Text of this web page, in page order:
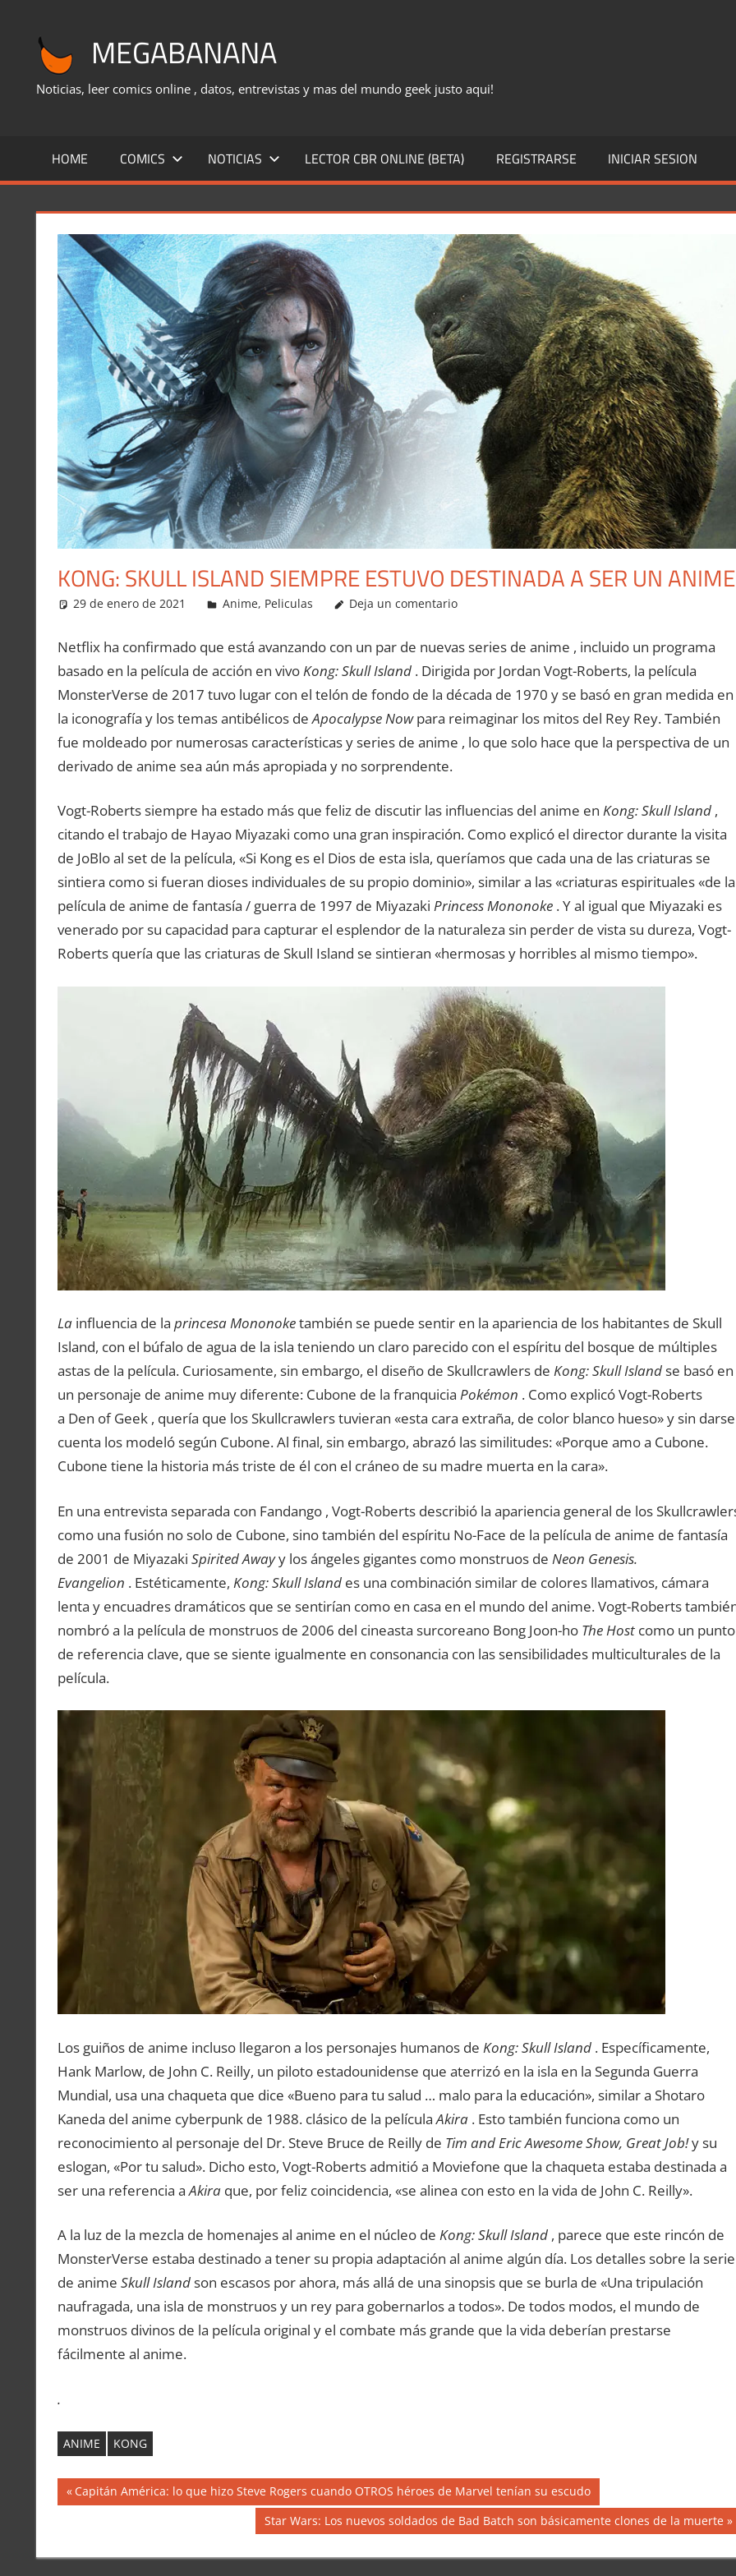
contenido
MEGABANANA
Noticias, leer comics online , datos, entrevistas y mas del mundo geek justo aqui!
HOME COMICS NOTICIAS LECTOR CBR ONLINE (BETA) REGISTRARSE INICIAR SESION
KONG: SKULL ISLAND SIEMPRE ESTUVO DESTINADA A SER UN ANIME
29 de enero de 2021 Carlitox Banana
Anime, Peliculas Deja un comentario
Netflix ha confirmado que está avanzando con un par de nuevas series de anime , incluido un programa
basado en la película de acción en vivoKong: Skull Island. Dirigida por Jordan Vogt-Roberts, la película
MonsterVerse de 2017 tuvo lugar con el telón de fondo de la década de 1970 y se basó en gran medida en
la iconografía y los temas antibélicos deApocalypse Nowpara reimaginar los mitos del Rey Rey. También
fue moldeado por numerosas características y series de anime , lo que solo hace que la perspectiva de un
derivado de anime sea aún más apropiada y no sorprendente.
Vogt-Roberts siempre ha estado más que feliz de discutir las influencias del anime en Kong: Skull Island,
citando el trabajo de Hayao Miyazaki como una gran inspiración. Como explicó el director durante la visita
de JoBlo al set de la película, «Si Kong es el Dios de esta isla, queríamos que cada una de las criaturas se
sintiera como si fueran dioses individuales de su propio dominio», similar a las «criaturas espirituales «de la
película de anime de fantasía / guerra de 1997 de Miyazaki Princess Mononoke. Y al igual que Miyazaki es
venerado por su capacidad para capturar el esplendor de la naturaleza sin perder de vista su dureza, Vogt-
Roberts quería que las criaturas de Skull Island se sintieran «hermosas y horribles al mismo tiempo».
Lainfluencia de la princesa Mononoketambién se puede sentir en la apariencia de los habitantes de Skull
Island, con el búfalo de agua de la isla teniendo un claro parecido con el espíritu del bosque de múltiples
astas de la película. Curiosamente, sin embargo, el diseño de Skullcrawlers de Kong: Skull Islandse basó en
un personaje de anime muy diferente: Cubone de la franquicia Pokémon . Como explicó Vogt-Roberts
a Den of Geek , quería que los Skullcrawlers tuvieran «esta cara extraña, de color blanco hueso» y sin darse
cuenta los modeló según Cubone. Al final, sin embargo, abrazó las similitudes: «Porque amo a Cubone.
Cubone tiene la historia más triste de él con el cráneo de su madre muerta en la cara».
En una entrevista separada con Fandango , Vogt-Roberts describió la apariencia general de los
como una fusión no solo de Cubone, sino también del espíritu No-Face de la película de anime de fantasía
de 2001 de Miyazaki Spirited Awayy los ángeles gigantes como monstruos de Neon Genesis.
Evangelion . Estéticamente, Kong: Skull Islandes una combinación similar de colores llamativos, cámara
lenta y encuadres dramáticos que se sentirían como en casa en el mundo del anime. Vogt-Roberts
nombró a la película de monstruos de 2006 del cineasta surcoreano Bong Joon-ho The Hostcomo un punto
de referencia clave, que se siente igualmente en consonancia con las sensibilidades multiculturales de la
película.
Los guiños de anime incluso llegaron a los personajes humanos de Kong: Skull Island. Específicamente,
Hank Marlow, de John C. Reilly, un piloto estadounidense que aterrizó en la isla en la Segunda Guerra
Mundial, usa una chaqueta que dice «Bueno para tu salud … malo para la educación», similar a Shotaro
Kaneda del anime cyberpunk de 1988. clásico de la películaAkira. Esto también funciona como un
reconocimiento al personaje del Dr. Steve Bruce de Reilly de Tim and Eric Awesome Show, Great Job!y su
eslogan, «Por tu salud». Dicho esto, Vogt-Roberts admitió a Moviefone que la chaqueta estaba destinada a
ser una referencia aAkiraque, por feliz coincidencia, «se alinea con esto en la vida de John C. Reilly».
A la luz de la mezcla de homenajes al anime en el núcleo de Kong: Skull Island, parece que este rincón de
MonsterVerse estaba destinado a tener su propia adaptación al anime algún día. Los detalles sobre la serie
de anime Skull Islandson escasos por ahora, más allá de una sinopsis que se burla de «Una tripulación
naufragada, una isla de monstruos y un rey para gobernarlos a todos». De todos modos, el mundo de
monstruos divinos de la película original y el combate más grande que la vida deberían prestarse
fácilmente al anime.
.
ANIME KONG
Navegación
entradas
Entrada
anterior:
Capitán América: lo que hizo Steve Rogers cuando OTROS héroes de Marvel tenían su escudo
Siguiente
entrada:
Star Wars: Los nuevos soldados de Bad Batch son básicamente clones de la muerte